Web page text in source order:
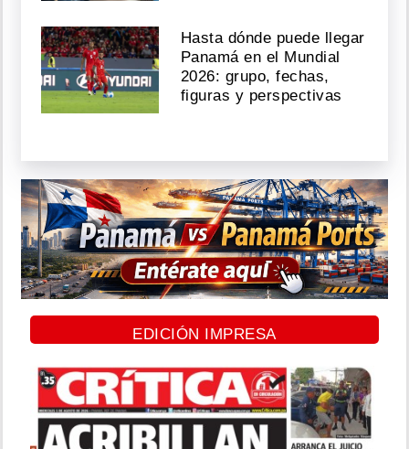
Hasta dónde puede llegar
Panamá en el Mundial
2026: grupo, fechas,
figuras y perspectivas
EDICIÓN IMPRESA